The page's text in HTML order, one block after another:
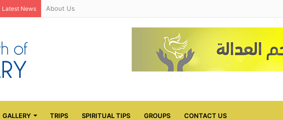
Latest News About Us
GALLERY TRIPS SPIRITUAL TIPS GROUPS CONTACT US